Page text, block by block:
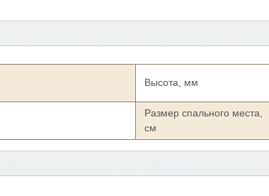
Высота, мм
Размер спального места,
см